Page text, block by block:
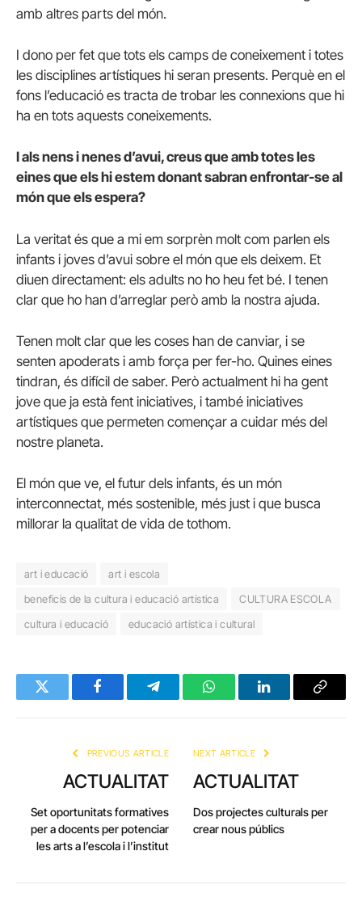
amb altres parts del món.
I dono per fet que tots els camps de coneixement i totes
les disciplines artístiques hi seran presents. Perquè en el
fons l’educació es tracta de trobar les connexions que hi
ha en tots aquests coneixements.
I als nens i nenes d’avui, creus que amb totes les
eines que els hi estem donant sabran enfrontar-se al
món que els espera?
La veritat és que a mi em sorprèn molt com parlen els
infants i joves d’avui sobre el món que els deixem. Et
diuen directament: els adults no ho heu fet bé. I tenen
clar que ho han d’arreglar però amb la nostra ajuda.
Tenen molt clar que les coses han de canviar, i se
senten apoderats i amb força per fer-ho. Quines eines
tindran, és difícil de saber. Però actualment hi ha gent
jove que ja està fent iniciatives, i també iniciatives
artístiques que permeten començar a cuidar més del
nostre planeta.
El món que ve, el futur dels infants, és un món
interconnectat, més sostenible, més just i que busca
millorar la qualitat de vida de tothom.
art i educació
art i escola
beneficis de la cultura i educació artística
CULTURA ESCOLA
cultura i educació
educació artística i cultural
Twitter FacebookTelegramWhatsAppLinkedInCopy
PREVIOUS ARTICLE
ACTUALITAT
Set oportunitats formatives
per a docents per potenciar
les arts a l’escola i l’institut
NEXT ARTICLE
ACTUALITAT
Dos projectes culturals per
crear nous públics